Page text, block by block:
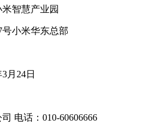
智慧产业园
小米华东总部
月24日
电话：010-60606666